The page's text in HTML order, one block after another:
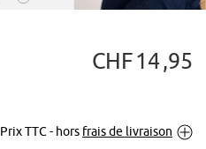
Tapoter pour
CHF14 95
Prix TTC - hors frais de livraison